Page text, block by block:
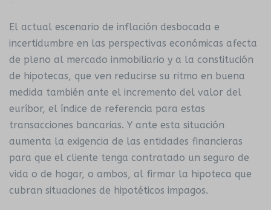
El actual escenario de inflación desbocada e
incertidumbre en las perspectivas económicas afecta
de pleno al mercado inmobiliario y a la constitución
de hipotecas, que ven reducirse su ritmo en buena
medida también ante el incremento del valor del
euríbor, el índice de referencia para estas
transacciones bancarias. Y ante esta situación
aumenta la exigencia de las entidades financieras
para que el cliente tenga contratado un seguro de
vida o de hogar, o ambos, al firmar la hipoteca que
cubran situaciones de hipotéticos impagos.